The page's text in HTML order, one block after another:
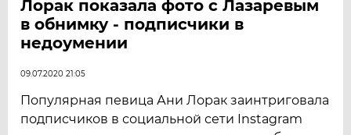
Лорак показала фото с Лазаревым
в обнимку - подписчики в
недоумении
09.07.2020 21:05
Популярная певица Ани Лорак заинтриговала
подписчиков в социальной сети Instagram